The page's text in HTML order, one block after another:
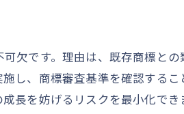
商標法を意識した商標判断の実
商標リスクを低減するための注
商標判断で迷わないためのFAQ活
欠です。理由は、既存商標と
し、商標審査基準を確認する
長を妨げるリスクを最小化でき